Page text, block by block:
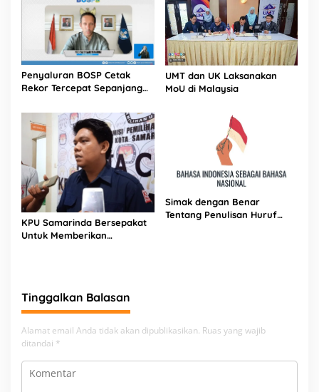
Penyaluran BOSP Cetak
Rekor Tercepat Sepanjang
UMT dan UK Laksanakan
MoU di Malaysia
KPU Samarinda Bersepakat
Untuk Memberikan
Simak dengan Benar
Tentang Penulisan Huruf
Tinggalkan Balasan
Alamat email Anda tidak akan dipublikasikan. Ruas yang wajib
ditandai *